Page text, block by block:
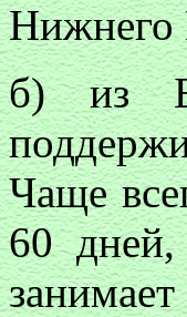
Нижнего
б) из
Чаще
60